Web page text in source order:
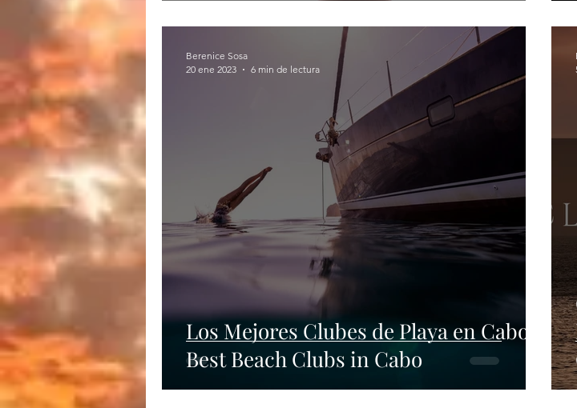
Los Mejores Clubes de Playa en Cabo /
Best Beach Clubs in Cabo
Berenice Sosa
20 ene 2023
6 min de lectura